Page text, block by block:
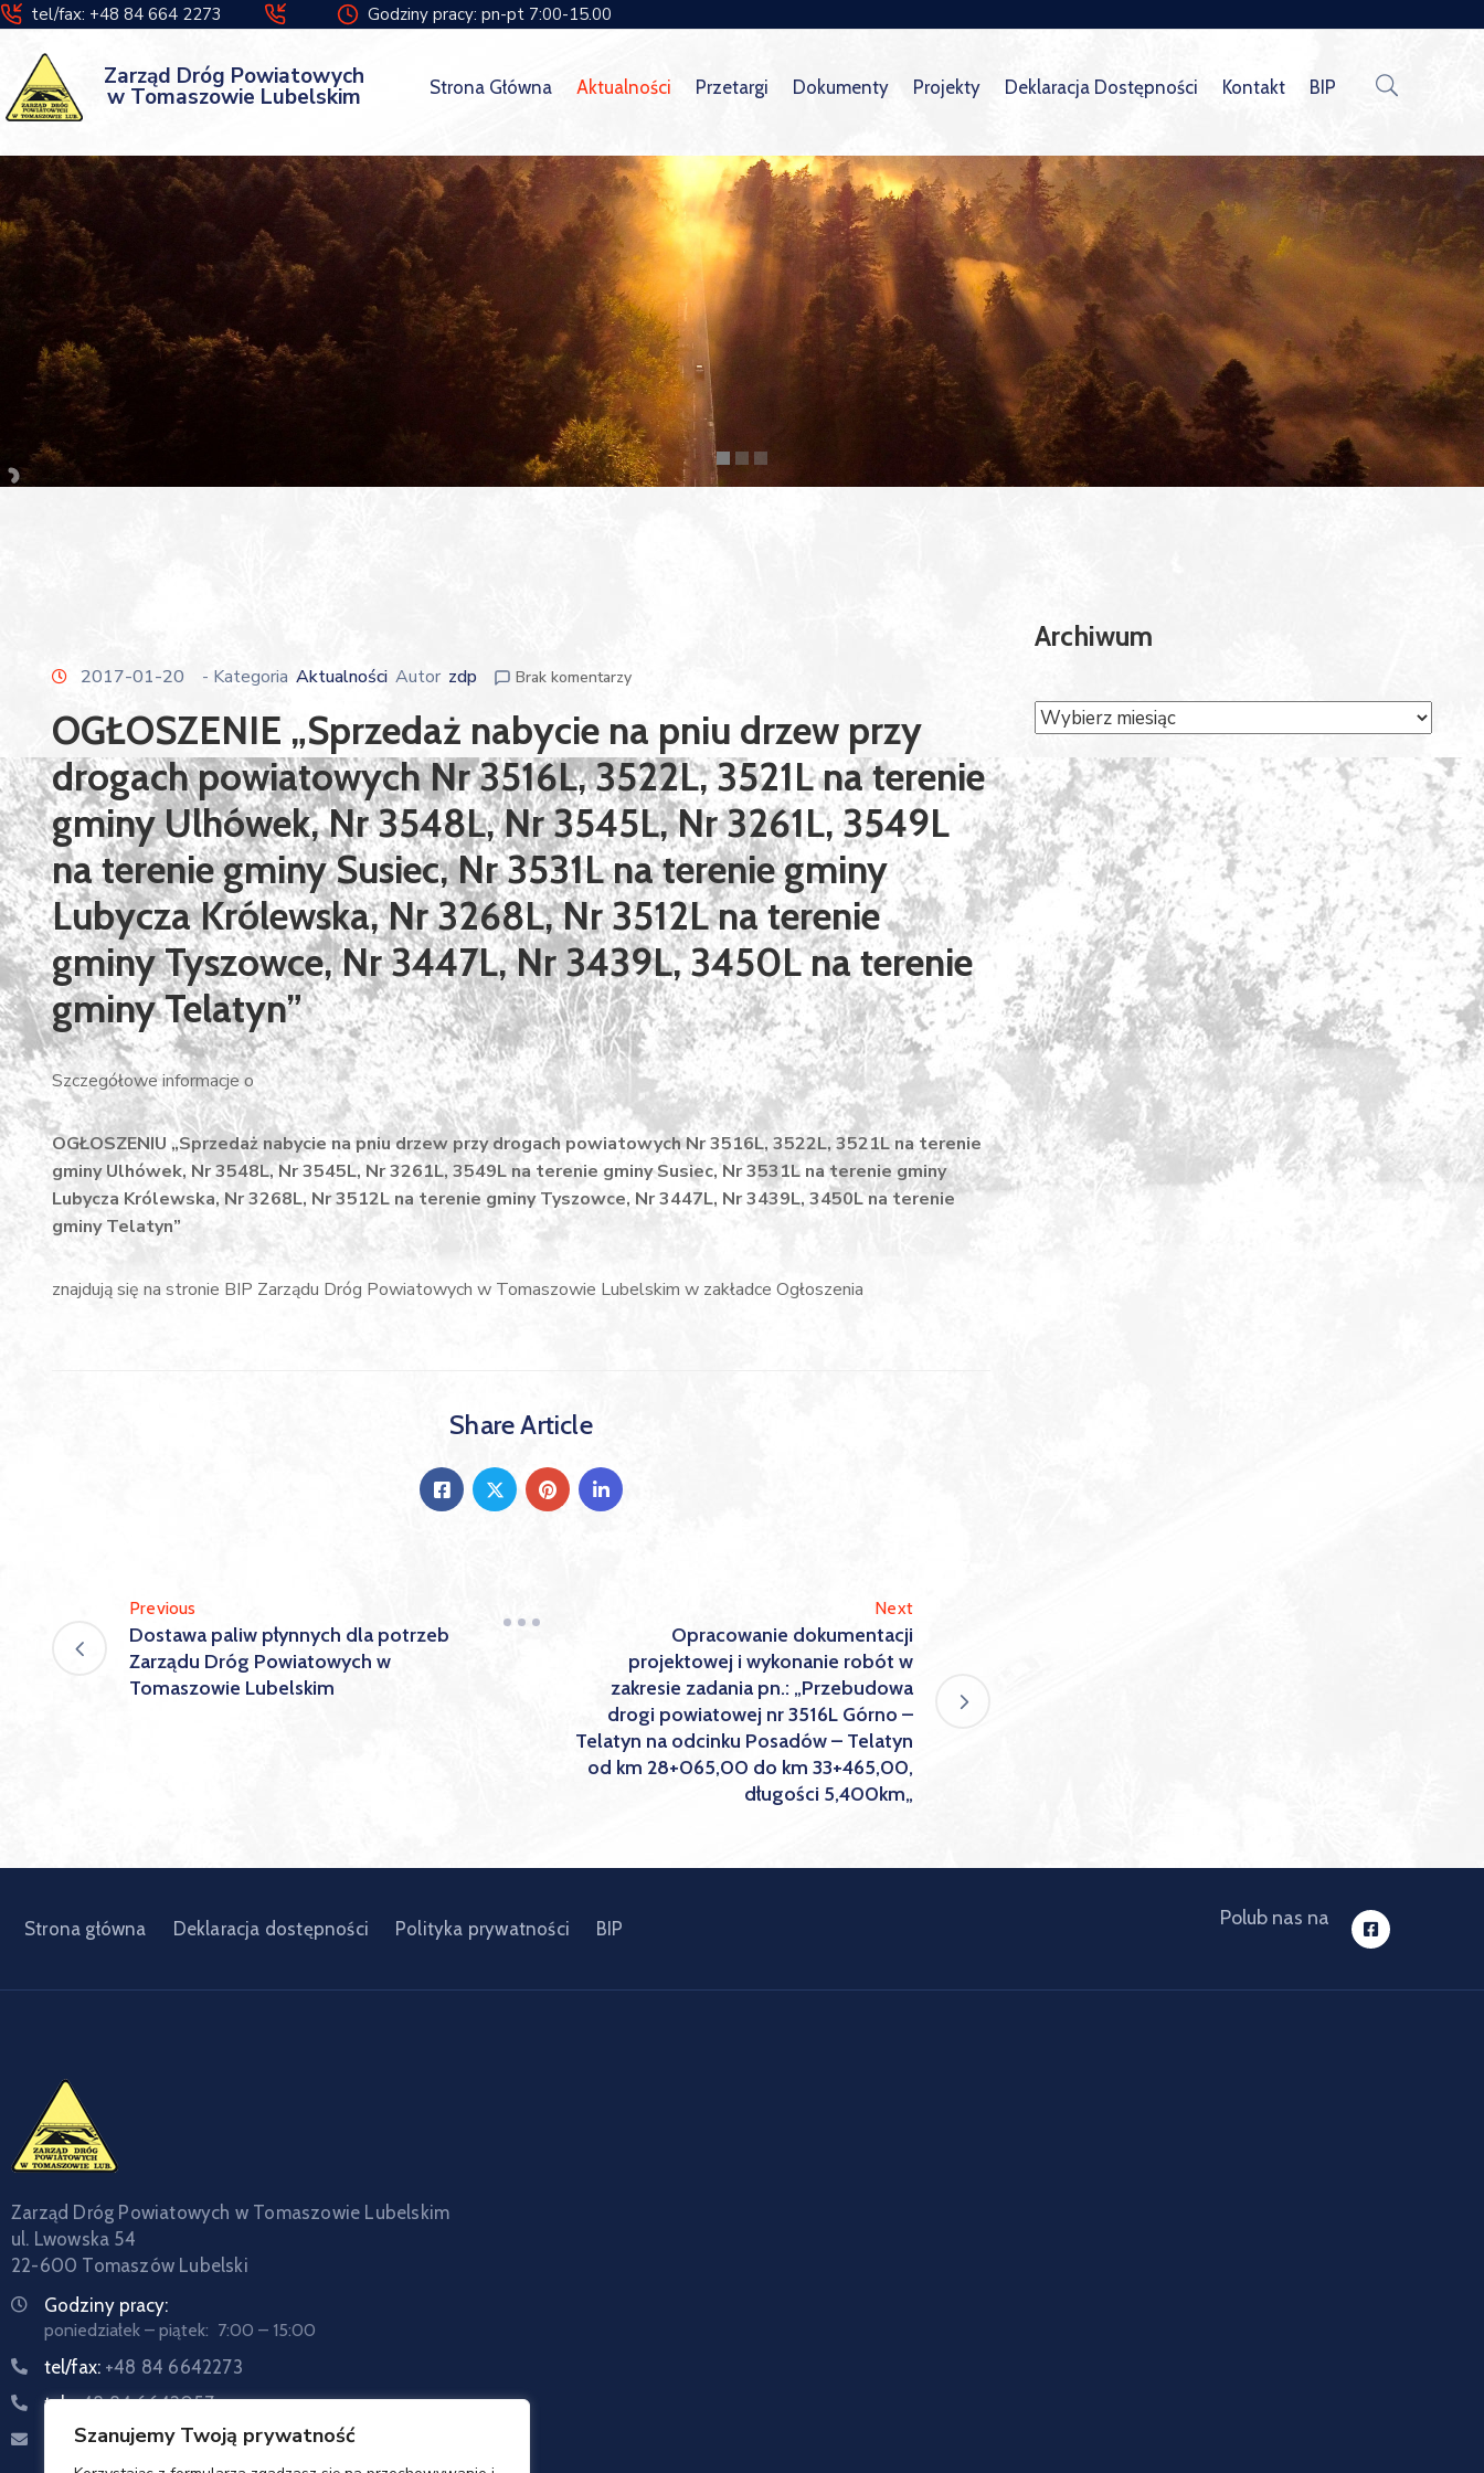
Szanujemy Twoją prywatność
tel/fax: +48 84 664 2273 Godziny pracy: pn-pt 7:00-15.00
Zarząd Dróg Powiatowych
w Tomaszowie Lubelskim Strona Główna Aktualności Przetargi Dokumenty Projekty Deklaracja Dostępności Kontakt BIP
2017-01-20 - Kategoria Aktualności Autor zdp Brak komentarzy
OGŁOSZENIE „Sprzedaż nabycie na pniu drzew przy
drogach powiatowych Nr 3516L, 3522L, 3521L na terenie
gminy Ulhówek, Nr 3548L, Nr 3545L, Nr 3261L, 3549L
na terenie gminy Susiec, Nr 3531L na terenie gminy
Lubycza Królewska, Nr 3268L, Nr 3512L na terenie
gminy Tyszowce, Nr 3447L, Nr 3439L, 3450L na terenie
gminy Telatyn”
Szczegółowe informacje o
OGŁOSZENIU „Sprzedaż nabycie na pniu drzew przy drogach powiatowych Nr 3516L, 3522L, 3521L na terenie
gminy Ulhówek, Nr 3548L, Nr 3545L, Nr 3261L, 3549L na terenie gminy Susiec, Nr 3531L na terenie gminy
Lubycza Królewska, Nr 3268L, Nr 3512L na terenie gminy Tyszowce, Nr 3447L, Nr 3439L, 3450L na terenie
gminy Telatyn”
znajdują się na stronie BIP Zarządu Dróg Powiatowych w Tomaszowie Lubelskim w zakładce Ogłoszenia
Share Article
Previous
Dostawa paliw płynnych dla potrzeb
Zarządu Dróg Powiatowych w
Tomaszowie Lubelskim
Next
Opracowanie dokumentacji
projektowej i wykonanie robót w
zakresie zadania pn.: „Przebudowa
drogi powiatowej nr 3516L Górno –
Telatyn na odcinku Posadów – Telatyn
od km 28+065,00 do km 33+465,00,
długości 5,400km„
Archiwum
Strona główna Deklaracja dostępności Polityka prywatności BIP Polub nas na
Zarząd Dróg Powiatowych w Tomaszowie Lubelskim
ul. Lwowska 54
22-600 Tomaszów Lubelski
Godziny pracy:
poniedziałek – piątek: 7:00 – 15:00
tel/fax: +48 84 6642273
tel:+48 84 6642057
Email:sekretariat@zdptomaszow.pl